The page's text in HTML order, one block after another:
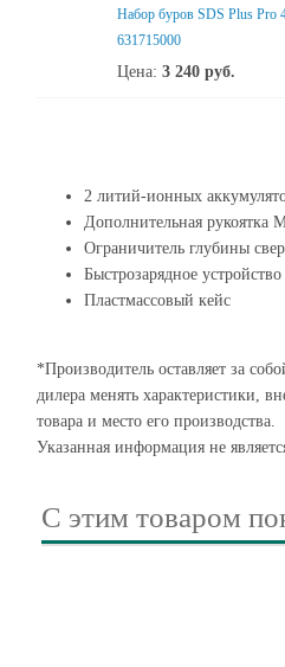
Набор буров SDS Plus Pro
631715000
Цена: 3 240 руб.
2 литий-ионных
Дополнительная рукоятка
Ограничитель глубины
Быстрозарядное
Пластмассовый кейс
*Производитель оставляет за
дилера менять характеристики,
товара и место его производства.
Указанная информация не
С этим товаром